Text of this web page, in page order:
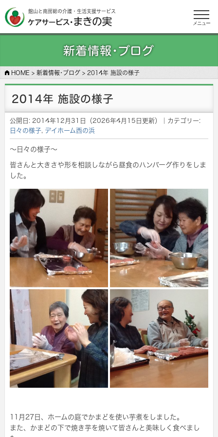
館山と南房総の介護・生活支援サービス
メニュー
新着情報･ブログ
HOME > 新着情報･ブログ > 2014年 施設の様子
2014年 施設の様子
公開日: 2014年12月31日 （2026年4月15日更新）
｜カテゴリー:
日々の様子, デイホーム西の浜
～日々の様子～
皆さんと大きさや形を相談しながら昼食のハンバーグ作りをしま
した。
11月27日、ホームの庭でかまどを使い芋煮をしました。
また、かまどの下で焼き芋を焼いて皆さんと美味しく食べまし